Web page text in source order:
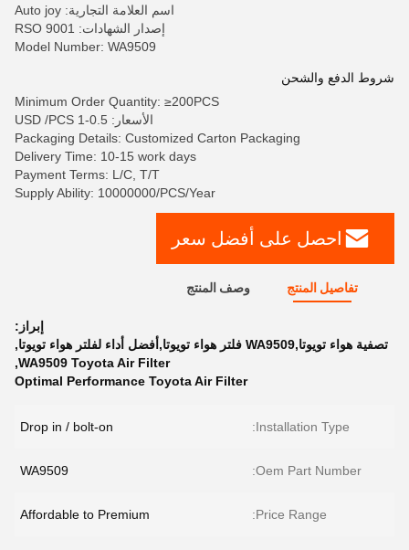
اسم العلامة التجارية: Auto joy
إصدار الشهادات: RSO 9001
Model Number: WA9509
شروط الدفع والشحن
Minimum Order Quantity: ≥200PCS
الأسعار: 0.5-1 USD /PCS
Packaging Details: Customized Carton Packaging
Delivery Time: 10-15 work days
Payment Terms: L/C, T/T
Supply Ability: 10000000/PCS/Year
احصل على أفضل سعر
تفاصيل المنتج وصف المنتج
إبراز:
تصفية هواء تويوتا,WA9509 فلتر هواء تويوتا,أفضل أداء لفلتر هواء تويوتا
,
WA9509 Toyota Air Filter
,
Optimal Performance Toyota Air Filter
Installation Type:
Drop in / bolt-on
Oem Part Number:
WA9509
Price Range:
Affordable to Premium